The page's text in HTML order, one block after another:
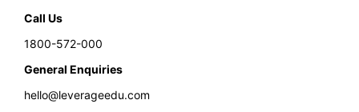
Call Us
1800-572-000
General Enquiries
hello@leverageedu.com